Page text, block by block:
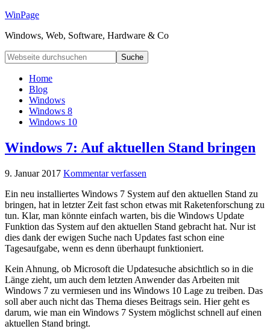
WinPage
Windows, Web, Software, Hardware & Co
Home
Blog
Windows
Windows 8
Windows 10
Windows 7: Auf aktuellen Stand bringen
9. Januar 2017 Kommentar verfassen
Ein neu installiertes Windows 7 System auf den aktuellen Stand zu
bringen, hat in letzter Zeit fast schon etwas mit Raketenforschung zu
tun. Klar, man könnte einfach warten, bis die Windows Update
Funktion das System auf den aktuellen Stand gebracht hat. Nur ist
dies dank der ewigen Suche nach Updates fast schon eine
Tagesaufgabe, wenn es denn überhaupt funktioniert.
Kein Ahnung, ob Microsoft die Updatesuche absichtlich so in die
Länge zieht, um auch dem letzten Anwender das Arbeiten mit
Windows 7 zu vermiesen und ins Windows 10 Lage zu treiben. Das
soll aber auch nicht das Thema dieses Beitrags sein. Hier geht es
darum, wie man ein Windows 7 System möglichst schnell auf einen
aktuellen Stand bringt.